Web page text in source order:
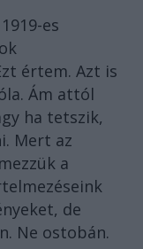
es
értem. Azt is
Ám attól
ha tetszik,
Mert az
a
de
Ne ostobán.